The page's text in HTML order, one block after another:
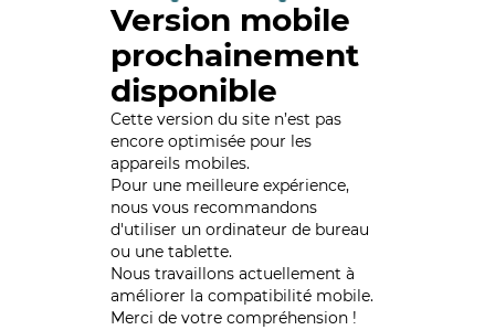
Version mobile
prochainement
disponible
Cette version du site n’est pas
encore optimisée pour les
appareils mobiles.
Pour une meilleure expérience,
nous vous recommandons
d'utiliser un ordinateur de bureau
ou une tablette.
Nous travaillons actuellement à
améliorer la compatibilité mobile.
Merci de votre compréhension !